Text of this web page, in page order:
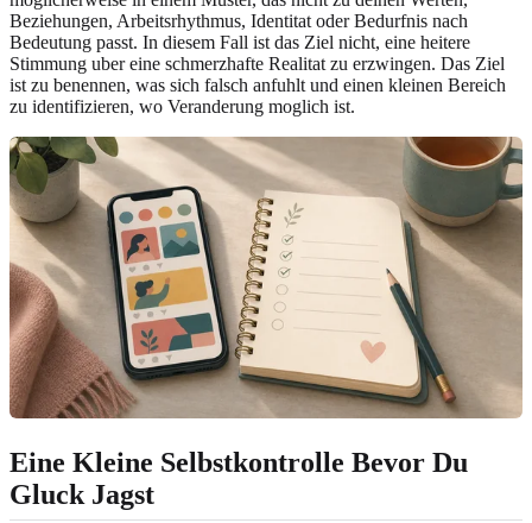
Beziehungen, Arbeitsrhythmus, Identitat oder Bedurfnis nach
Bedeutung passt. In diesem Fall ist das Ziel nicht, eine heitere
Stimmung uber eine schmerzhafte Realitat zu erzwingen. Das Ziel
ist zu benennen, was sich falsch anfuhlt und einen kleinen Bereich
zu identifizieren, wo Veranderung moglich ist.
Eine Kleine Selbstkontrolle Bevor Du
Gluck Jagst